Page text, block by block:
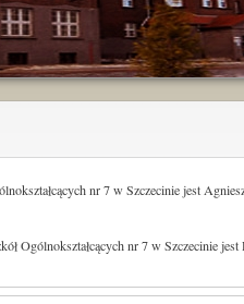
nr 7 w Szczecinie jest
Ogólnokształcących nr 7 w Szczecinie